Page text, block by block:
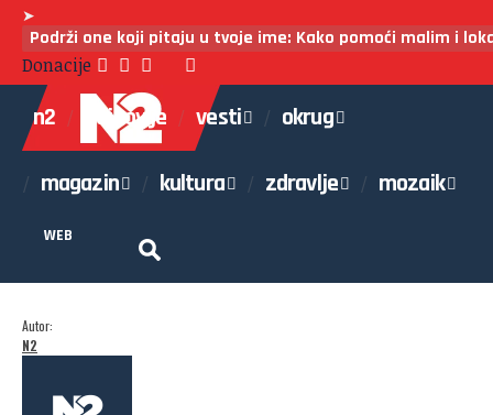
➤
Podrži one koji pitaju u tvoje ime: Kako pomoći malim i
Donacije
n2 najnovije vesti okrug
magazin kultura zdravlje mozaik
WEB
Autor:
N2